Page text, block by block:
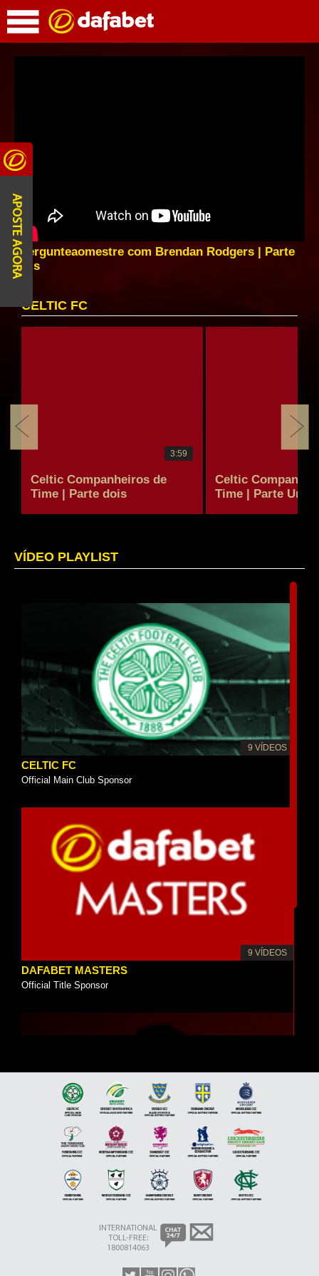
#pergunteaomestre com Brendan Rodgers | Parte
Dois
CELTIC FC
3:59
Celtic Companheiros de
Time | Parte dois
Celtic
Time | Parte Um
VÍDEO PLAYLIST
9 VÍDEOS
CELTIC FC
Official Main Club Sponsor
9 VÍDEOS
DAFABET MASTERS
Official Title Sponsor
4 VÍDEOS
JIMMY WHITE
Brand Ambassador
APOSTE AGORA
INTERNATIONAL
TOLL-FREE:
1800814063